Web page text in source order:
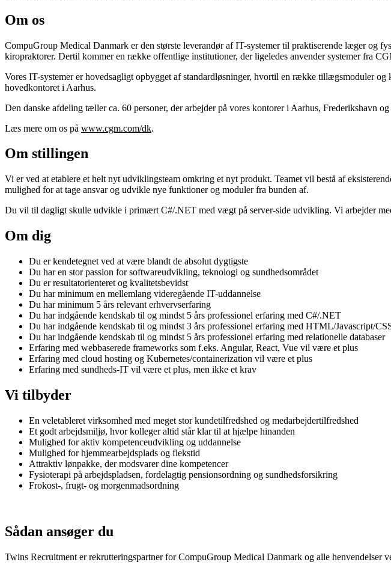
Om os
CompuGroup Medical Danmark er den største leverandør af IT-systemer til praktiserende læger og
kiropraktorer. Dertil kommer en række offentlige institutioner, der ligeledes anvender systemer fra
Vores IT-systemer er hovedsagligt opbygget af standardløsninger, hvortil en række tillægsmoduler
hovedkontoret i Aarhus.
Den danske afdeling tæller ca. 60 personer, der arbejder på vores kontorer i Aarhus, Frederikshavn
Læs mere om os på www.cgm.com/dk.
Om stillingen
Vi er ved at etablere et helt nyt udviklingsteam omkring et nyt produkt. Teamet vil bestå af
mulighed for at tage ansvar og udvikle nye funktioner og moduler fra bunden af.
Du vil til dagligt skulle udvikle i primært C#/.NET med vægt på server-side udvikling. Vi arbejder
Om dig
Du er kendetegnet ved at være blandt de absolut dygtigste
Du har en stor passion for softwareudvikling, teknologi og sundhedsområdet
Du er resultatorienteret og kvalitetsbevidst
Du har minimum en mellemlang videregående IT-uddannelse
Du har minimum 5 års relevant erhvervserfaring
Du har indgående kendskab til og mindst 5 års professionel erfaring med C#/.NET
Du har indgående kendskab til og mindst 3 års professionel erfaring med HTML/Javascript/
Du har indgående kendskab til og mindst 5 års professionel erfaring med relationelle databaser
Erfaring med webbaserede frameworks som f.eks. Angular, React, Vue vil være et plus
Erfaring med cloud hosting og Kubernetes/containerization vil være et plus
Erfaring med sundheds-IT vil være et plus, men ikke et krav
Vi tilbyder
En veletableret virksomhed med meget stor kundetilfredshed og medarbejdertilfredshed
Et godt arbejdsmiljø, hvor kolleger altid står klar til at hjælpe hinanden
Mulighed for aktiv kompetenceudvikling og uddannelse
Mulighed for hjemmearbejdsplads og flekstid
Attraktiv lønpakke, der modsvarer dine kompetencer
Fysioterapi på arbejdspladsen, fordelagtig pensionsordning og sundhedsforsikring
Frokost-, frugt- og morgenmadsordning
Sådan ansøger du
Twins Recruitment er rekrutteringspartner for CompuGroup Medical Danmark og alle henvendelser